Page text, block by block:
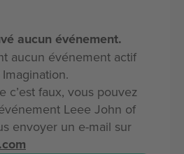
aucun événement.
aucun événement actif
c’est faux, vous pouvez
Leee John of
envoyer un e-mail sur